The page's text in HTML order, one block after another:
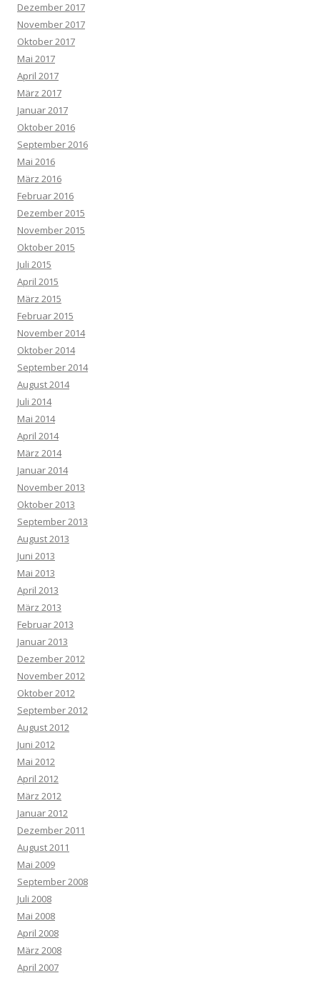
Dezember 2017
November 2017
Oktober 2017
Mai 2017
April 2017
März 2017
Januar 2017
Oktober 2016
September 2016
Mai 2016
März 2016
Februar 2016
Dezember 2015
November 2015
Oktober 2015
Juli 2015
April 2015
März 2015
Februar 2015
November 2014
Oktober 2014
September 2014
August 2014
Juli 2014
Mai 2014
April 2014
März 2014
Januar 2014
November 2013
Oktober 2013
September 2013
August 2013
Juni 2013
Mai 2013
April 2013
März 2013
Februar 2013
Januar 2013
Dezember 2012
November 2012
Oktober 2012
September 2012
August 2012
Juni 2012
Mai 2012
April 2012
März 2012
Januar 2012
Dezember 2011
August 2011
Mai 2009
September 2008
Juli 2008
Mai 2008
April 2008
März 2008
April 2007